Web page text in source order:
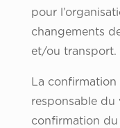
pour
changements
et/ou transport.
La confirmation
responsable du
confirmation